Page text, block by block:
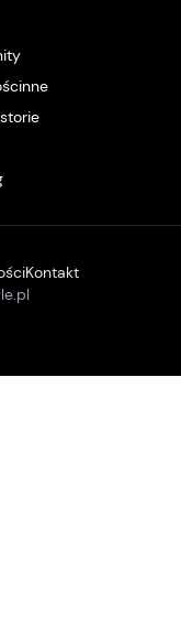
Kontakt